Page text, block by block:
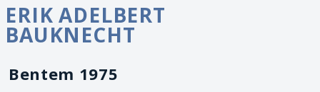
ERIK ADELBERT
BAUKNECHT
Bentem 1975